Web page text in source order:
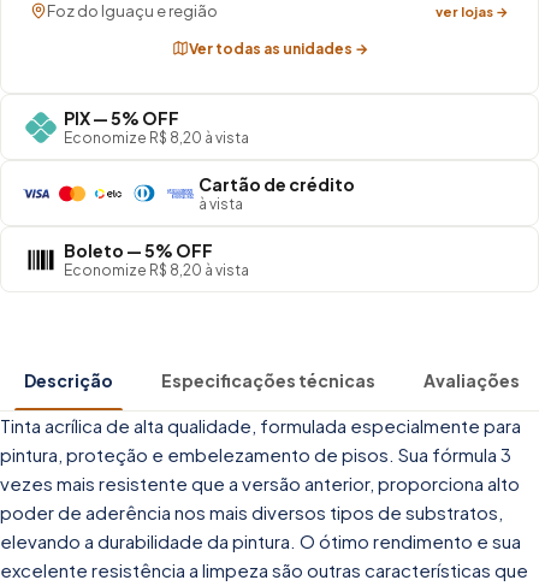
Foz do Iguaçu e região ver lojas →
Ver todas as unidades →
PIX — 5% OFF
Economize R$ 8,20 à vista
Cartão de crédito
à vista
Boleto — 5% OFF
Economize R$ 8,20 à vista
Descrição Especificações técnicas Avaliações
Tinta acrílica de alta qualidade, formulada especialmente para
pintura, proteção e embelezamento de pisos. Sua fórmula 3
vezes mais resistente que a versão anterior, proporciona alto
poder de aderência nos mais diversos tipos de substratos,
elevando a durabilidade da pintura. O ótimo rendimento e sua
excelente resistência a limpeza são outras características que